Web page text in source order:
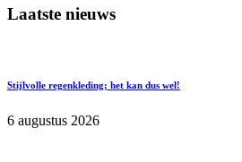
Laatste nieuws
Stijlvolle regenkleding; het kan dus wel!
6 augustus 2026